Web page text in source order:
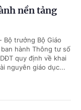
nền tảng
Bộ trưởng Bộ Giáo
hành Thông tư số
quy định về khai
nguyên giáo dục...